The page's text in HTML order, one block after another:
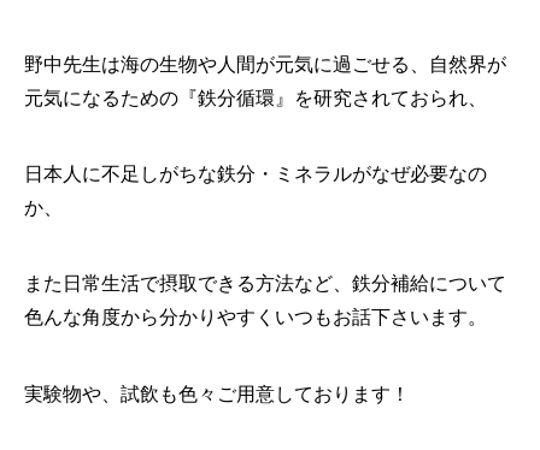
野中先生は海の生物や人間が元気に過ごせる、自然界が
元気になるための『鉄分循環』を研究されておられ、
日本人に不足しがちな鉄分・ミネラルがなぜ必要なの
か、
また日常生活で摂取できる方法など、鉄分補給について
色んな角度から分かりやすくいつもお話下さいます。
実験物や、試飲も色々ご用意しております！